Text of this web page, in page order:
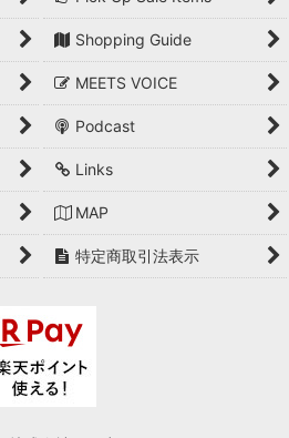
Shopping Guide
MEETS VOICE
Podcast
Links
MAP
特定商取引法表示